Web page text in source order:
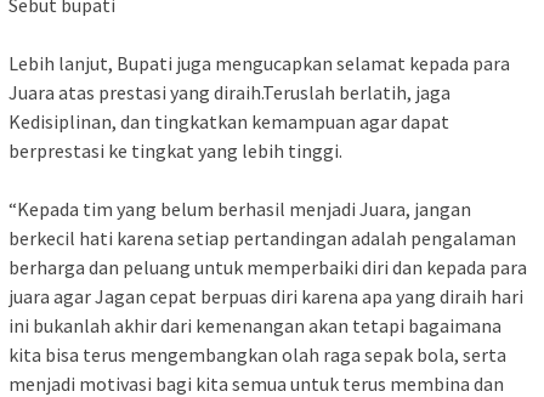
Lebih lanjut, Bupati juga mengucapkan selamat kepada para
Juara atas prestasi yang diraih.Teruslah berlatih, jaga
Kedisiplinan, dan tingkatkan kemampuan agar dapat
berprestasi ke tingkat yang lebih tinggi.
“Kepada tim yang belum berhasil menjadi Juara, jangan
berkecil hati karena setiap pertandingan adalah pengalaman
berharga dan peluang untuk memperbaiki diri dan kepada para
juara agar Jagan cepat berpuas diri karena apa yang diraih hari
ini bukanlah akhir dari kemenangan akan tetapi bagaimana
kita bisa terus mengembangkan olah raga sepak bola, serta
menjadi motivasi bagi kita semua untuk terus membina dan